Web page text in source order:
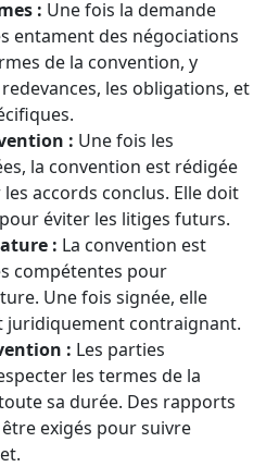
: Une fois la demande
entament des négociations
de la convention, y
les obligations, et
: Une fois les
la convention est rédigée
accords conclus. Elle doit
éviter les litiges futurs.
: La convention est
compétentes pour
Une fois signée, elle
juridiquement contraignant.
: Les parties
les termes de la
sa durée. Des rapports
exigés pour suivre